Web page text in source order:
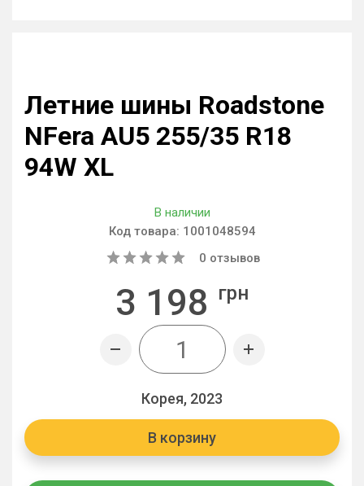
Летние шины Roadstone
NFera AU5 255/35 R18
94W XL
В наличии
Код товара: 1001048594
0 отзывов
3 198 грн
Корея, 2023
В корзину